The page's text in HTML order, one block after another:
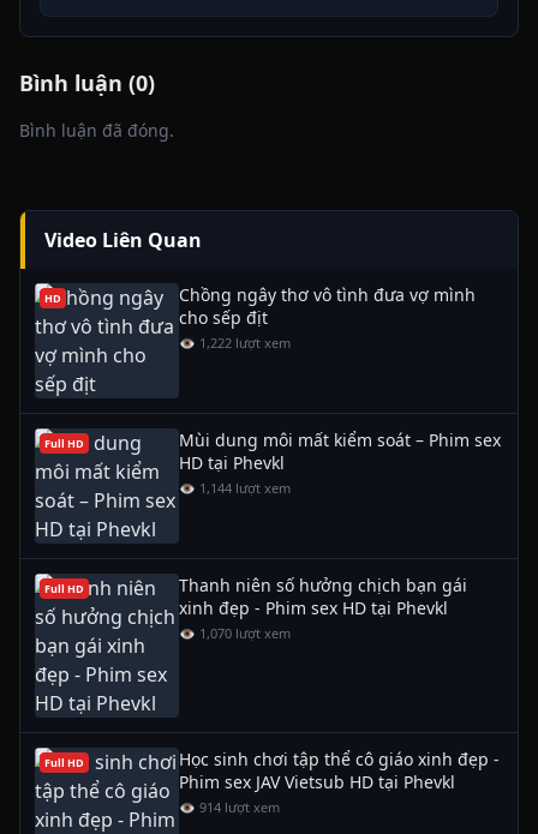
Bình luận (0)
Bình luận đã đóng.
Video Liên Quan
HD
Chồng ngây thơ vô tình đưa vợ mình
cho sếp địt
👁 1,222 lượt xem
Full HD
Mùi dung môi mất kiểm soát – Phim sex
HD tại Phevkl
👁 1,144 lượt xem
Full HD
Thanh niên số hưởng chịch bạn gái
xinh đẹp - Phim sex HD tại Phevkl
👁 1,070 lượt xem
Full HD
Học sinh chơi tập thể cô giáo xinh đẹp -
Phim sex JAV Vietsub HD tại Phevkl
👁 914 lượt xem